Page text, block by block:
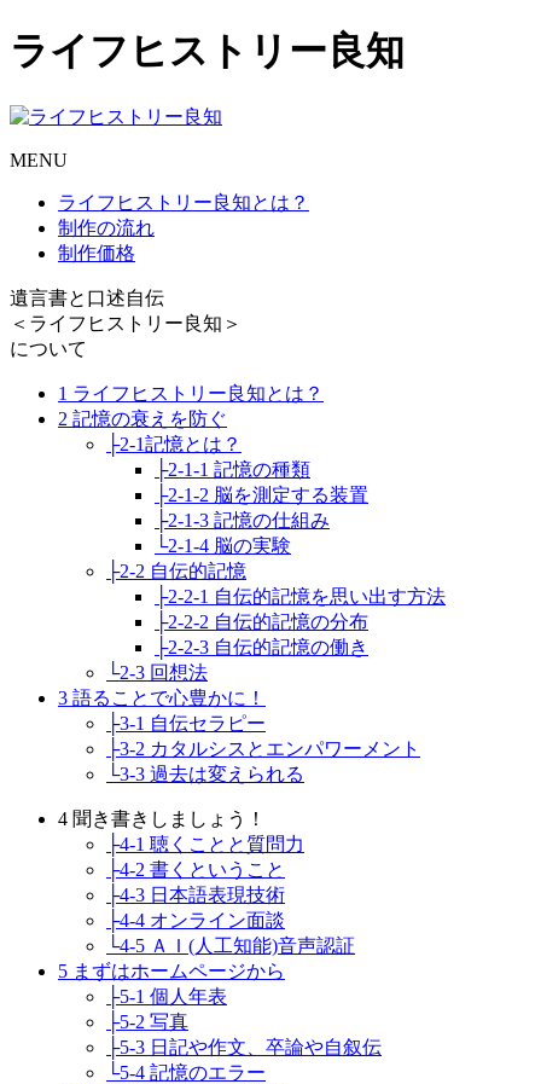
ライフヒストリー良知
MENU
ライフヒストリー良知とは？
制作の流れ
制作価格
遺言書と口述自伝
＜ライフヒストリー良知＞
について
1 ライフヒストリー良知とは？
2 記憶の衰えを防ぐ
├2-1記憶とは？
├2-1-1 記憶の種類
├2-1-2 脳を測定する装置
├2-1-3 記憶の仕組み
└2-1-4 脳の実験
├2-2 自伝的記憶
├2-2-1 自伝的記憶を思い出す方法
├2-2-2 自伝的記憶の分布
├2-2-3 自伝的記憶の働き
└2-3 回想法
3 語ることで心豊かに！
├3-1 自伝セラピー
├3-2 カタルシスとエンパワーメント
└3-3 過去は変えられる
4 聞き書きしましょう！
├4-1 聴くことと質問力
├4-2 書くということ
├4-3 日本語表現技術
├4-4 オンライン面談
└4-5 ＡＩ(人工知能)音声認証
5 まずはホームページから
├5-1 個人年表
├5-2 写真
├5-3 日記や作文、卒論や自叙伝
└5-4 記憶のエラー